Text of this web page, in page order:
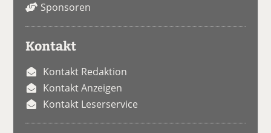
Sponsoren
Kontakt
Kontakt Redaktion
Kontakt Anzeigen
Kontakt Leserservice